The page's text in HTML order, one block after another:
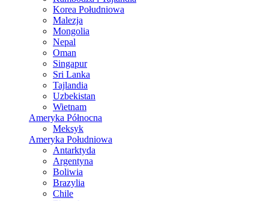
Korea Południowa
Malezja
Mongolia
Nepal
Oman
Singapur
Sri Lanka
Tajlandia
Uzbekistan
Wietnam
Ameryka Północna
Meksyk
Ameryka Południowa
Antarktyda
Argentyna
Boliwia
Brazylia
Chile